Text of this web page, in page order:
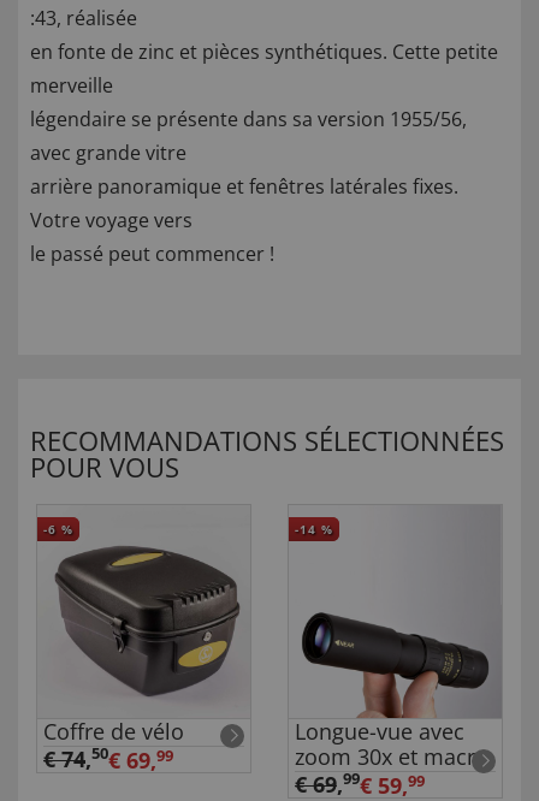
:43, réalisée
en fonte de zinc et pièces synthétiques. Cette petite
merveille
légendaire se présente dans sa version 1955/56,
avec grande vitre
arrière panoramique et fenêtres latérales fixes.
Votre voyage vers
le passé peut commencer !
RECOMMANDATIONS SÉLECTIONNÉES
POUR VOUS
-6 %
Coffre de vélo
€ 74,50€ 69,99
-14 %
Longue-vue avec
zoom 30x et macro
€ 69,99€ 59,99